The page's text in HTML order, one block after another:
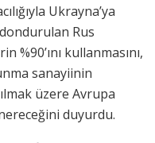
Ukrayna’ya
Rus
%90’ını kullanmasını,
sanayiinin
üzere Avrupa
duyurdu.